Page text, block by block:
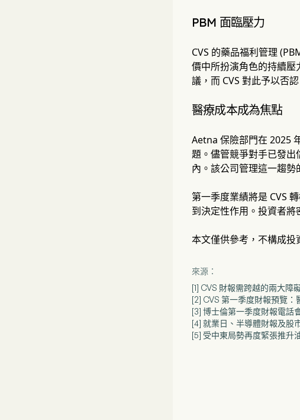
PBM 面臨壓力
CVS 的藥品福利管理
價中所扮演角色的持續壓
議，而 CVS 對此予以否
醫療成本成為焦點
Aetna 保險部門在 2025
題。儘管競爭對手已發出
內。該公司管理這一趨
第一季度業績將是 CVS
到決定性作用。投資者將
本文僅供參考，不構成投
來源：
[1] CVS 財報需跨越的兩大障
[2] CVS 第一季度財報預覽
[3] 博士倫第一季度財報電話
[4] 就業日、半導體財報及股
[5] 受中東局勢再度緊張推升